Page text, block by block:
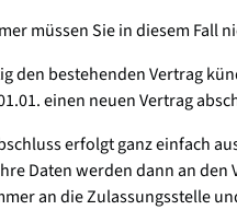
müssen Sie in diesem Fall
den bestehenden Vertrag
einen neuen Vertrag
erfolgt ganz einfach
Daten werden dann an
an die Zulassungsstelle